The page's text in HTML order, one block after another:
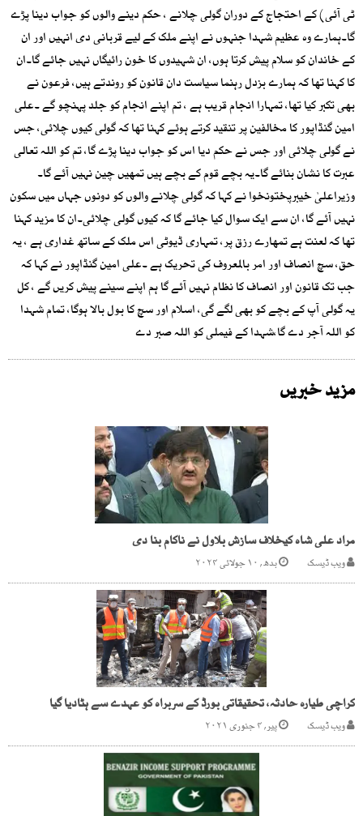
ٹی آئی) کے احتجاج کے دوران گولی چلانے ، حکم دینے والوں کو جواب دینا پڑے
گا۔ہمارے وہ عظیم شہدا جنہوں نے اپنے ملک کے لیے قربانی دی انہیں اور ان
کے خاندان کو سلام پیش کرتا ہوں، ان شہیدوں کا خون رائیگاں نہیں جائے گا۔ان
کا کہنا تھا کہ ہمارے بزدل رہنما سیاست دان قانون کو روندتے ہیں، فرعون نے
بھی تکبر کیا تھا، تمہارا انجام قریب ہے ، تم اپنے انجام کو جلد پہنچو گے ۔علی
امین گنڈاپور کا مخالفین پر تنقید کرتے ہوئے کہنا تھا کہ گولی کیوں چلائی، جس
نے گولی چلائی اور جس نے حکم دیا اس کو جواب دینا پڑے گا، تم کو اللہ تعالی
عبرت کا نشان بنائے گا۔یہ بچے قوم کے بچے ہیں تمھیں چین نہیں آئے گا۔
وزیراعلیٰ خیبرپختونخوا نے کہا کہ گولی چلانے والوں کو دونوں جہاں میں سکون
نہیں آئے گا، ان سے ایک سوال کیا جائے گا کہ کیوں گولی چلائی۔ان کا مزید کہنا
تھا کہ لعنت ہے تمھارے رزق پر، تمہاری ڈیوٹی اس ملک کے ساتھ غداری ہے ، یہ
حق، سچ انصاف اور امر بالمعروف کی تحریک ہے ۔علی امین گنڈاپور نے کہا کہ
جب تک قانون اور انصاف کا نظام نہیں آئے گا ہم اپنے سینے پیش کریں گے ، کل
یہ گولی آپ کے بچے کو بھی لگے گی، اسلام اور سچ کا بول بالا ہوگا، تمام شہدا
کو اللہ آجر دے گا،شہدا کے فیملی کو اللہ صبر دے
مزید خبریں
مراد علی شاہ کیخلاف سازش بلاول نے ناکام بنا دی
ویب ڈیسک بدھ, ۱۰ جولائی ۲۰۲۴
کراچی طیارہ حادثہ، تحقیقاتی بورڈ کے سربراہ کو عہدے سے ہٹادیا گیا
ویب ڈیسک پیر, ۴ جنوری ۲۰۲۱